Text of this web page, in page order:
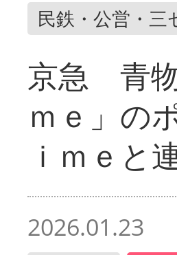
民鉄・公営・三
京急 青
ｍｅ」の
ｉｍｅと
2026.01.23